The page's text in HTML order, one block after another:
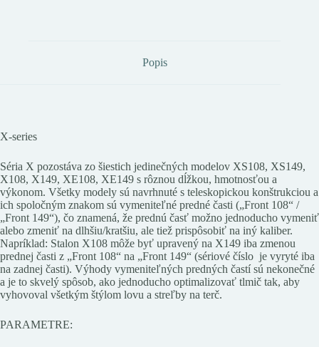
Popis
X-series
Séria X pozostáva zo šiestich jedinečných modelov XS108, XS149,
X108, X149, XE108, XE149 s rôznou dĺžkou, hmotnosťou a
výkonom. Všetky modely sú navrhnuté s teleskopickou konštrukciou a
ich spoločným znakom sú vymeniteľné predné časti („Front 108“ /
„Front 149“), čo znamená, že prednú časť možno jednoducho vymeniť
alebo zmeniť na dlhšiu/kratšiu, ale tiež prispôsobiť na iný kaliber.
Napríklad: Stalon X108 môže byť upravený na X149 iba zmenou
prednej časti z „Front 108“ na „Front 149“ (sériové číslo je vyryté iba
na zadnej časti). Výhody vymeniteľných predných častí sú nekonečné
a je to skvelý spôsob, ako jednoducho optimalizovať tlmič tak, aby
vyhovoval všetkým štýlom lovu a streľby na terč.
PARAMETRE: